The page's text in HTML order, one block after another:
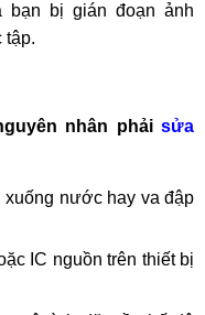
bạn bị gián đoạn ảnh
tập.
nhân phải sửa
nước hay va đập
IC nguồn trên thiết bị